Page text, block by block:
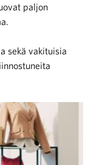
paljon
sekä vakituisia